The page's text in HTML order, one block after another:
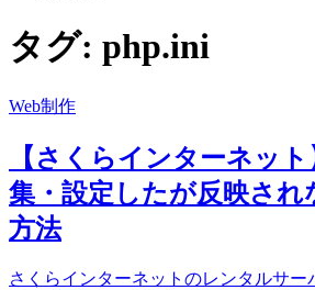
タグ: php.ini
Web制作
【さくらインターネッ
集・設定したが反映され
方法
さくらインターネットのレンタルサー